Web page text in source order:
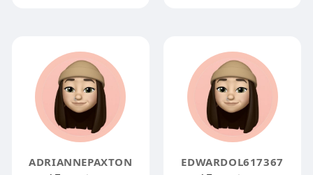
ADRIANNEPAXTON EDWARDOL617367